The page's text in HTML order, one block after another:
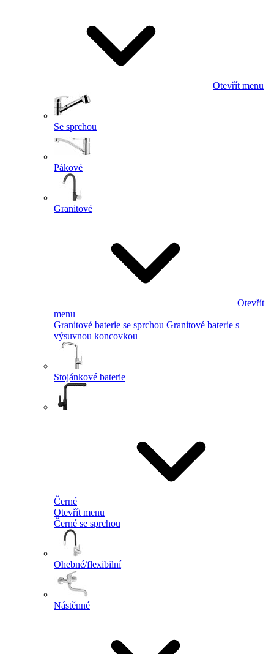
Otevřít menu
Se sprchou
Pákové
Granitové
Otevřít
menu
Granitové baterie se sprchou Granitové baterie s
výsuvnou koncovkou
Stojánkové baterie
Černé
Otevřít menu
Černé se sprchou
Ohebné/flexibilní
Nástěnné